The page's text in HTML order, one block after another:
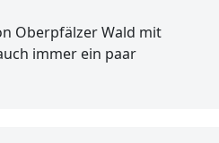
Oberpfälzer Wald mit
immer ein paar